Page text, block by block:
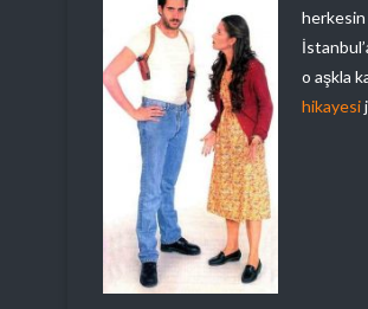
herkesin
o aşkla
hikayesi